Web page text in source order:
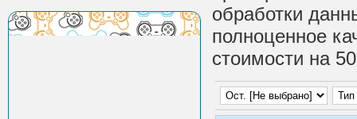
обработки
полноценное
стоимости на